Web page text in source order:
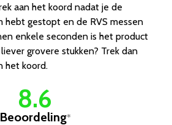
aan het koord nadat je de
hebt gestopt en de RVS messen
enkele seconden is het product
grovere stukken? Trek dan
het koord.
8.6
Beoordeling*